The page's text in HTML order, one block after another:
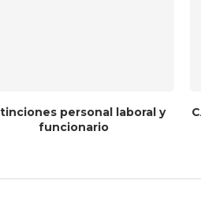
personal laboral y
funcionario